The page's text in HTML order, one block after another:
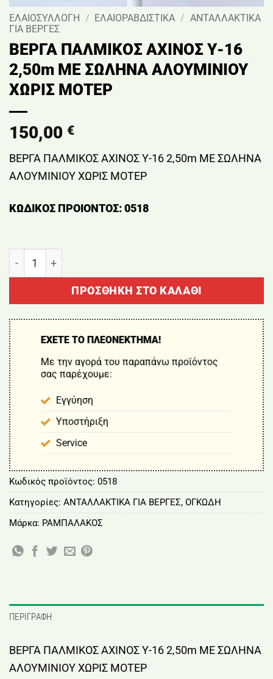
ΕΛΑΙΟΣΥΛΛΟΓΗ / ΕΛΑΙΟΡΑΒΔΙΣΤΙΚΑ / ΑΝΤΑΛΛΑΚΤΙΚΑ
ΓΙΑ ΒΕΡΓΕΣ
ΒΕΡΓΑ ΠΑΛΜΙΚΟΣ ΑΧΙΝΟΣ Υ-16
2,50m ΜΕ ΣΩΛΗΝΑ ΑΛΟΥΜΙΝΙΟΥ
ΧΩΡΙΣ ΜΟΤΕΡ
150,00 €
ΒΕΡΓΑ ΠΑΛΜΙΚΟΣ ΑΧΙΝΟΣ Υ-16 2,50m ΜΕ ΣΩΛΗΝΑ
ΑΛΟΥΜΙΝΙΟΥ ΧΩΡΙΣ ΜΟΤΕΡ
ΚΩΔΙΚΟΣ ΠΡΟΙΟΝΤΟΣ: 0518
ΠΡΟΣΘΉΚΗ ΣΤΟ ΚΑΛΆΘΙ
ΕΧΕΤΕ ΤΟ ΠΛΕΟΝΕΚΤΗΜΑ!
Με την αγορά του παραπάνω προϊόντος
σας παρέχουμε:
Εγγύηση
Υποστήριξη
Service
Κωδικός προϊόντος: 0518
Κατηγορίες: ΑΝΤΑΛΛΑΚΤΙΚΑ ΓΙΑ ΒΕΡΓΕΣ, ΟΓΚΩΔΗ
Μάρκα: ΡΑΜΠΑΛΑΚΟΣ
ΠΕΡΙΓΡΑΦΉ
ΒΕΡΓΑ ΠΑΛΜΙΚΟΣ ΑΧΙΝΟΣ Υ-16 2,50m ΜΕ ΣΩΛΗΝΑ
ΑΛΟΥΜΙΝΙΟΥ ΧΩΡΙΣ ΜΟΤΕΡ